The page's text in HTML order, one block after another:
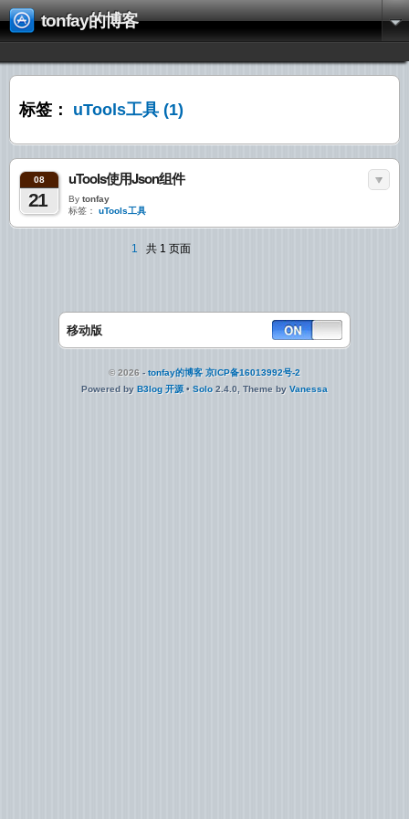
tonfay的博客
标签： uTools工具 (1)
08
21
uTools使用Json组件
By tonfay
标签：
uTools工具
1 共 1 页面
移动版
© 2026 -tonfay的博客 京ICP备16013992号-2
Powered by B3log 开源• Solo2.4.0, Theme by Vanessa